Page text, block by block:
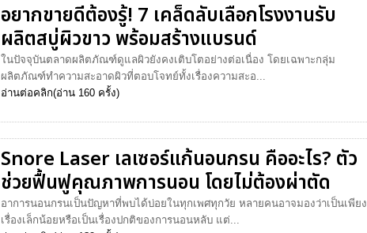
อยากขายดีต้องรู้! 7 เคล็ดลับเลือกโรงงานรับ
ผลิตสบู่ผิวขาว พร้อมสร้างแบรนด์
ในปัจจุบันตลาดผลิตภัณฑ์ดูแลผิวยังคงเติบโตอย่างต่อเนื่อง โดยเฉพาะกลุ่ม
ผลิตภัณฑ์ทำความสะอาดผิวที่ตอบโจทย์ทั้งเรื่องความสะอ...
อ่านต่อคลิก(อ่าน 160 ครั้ง)
Snore Laser เลเซอร์แก้นอนกรน คืออะไร? ตัว
ช่วยฟื้นฟูคุณภาพการนอน โดยไม่ต้องผ่าตัด
อาการนอนกรนเป็นปัญหาที่พบได้บ่อยในทุกเพศทุกวัย หลายคนอาจมองว่าเป็นเพียง
เรื่องเล็กน้อยหรือเป็นเรื่องปกติของการนอนหลับ แต่...